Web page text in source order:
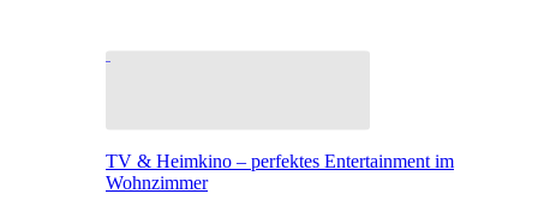
TV & Heimkino – perfektes Entertainment im
Wohnzimmer